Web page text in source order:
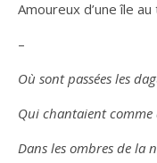
Amoureux d’une île
–
Où sont passées les
Qui chantaient comme
Dans les ombres de la